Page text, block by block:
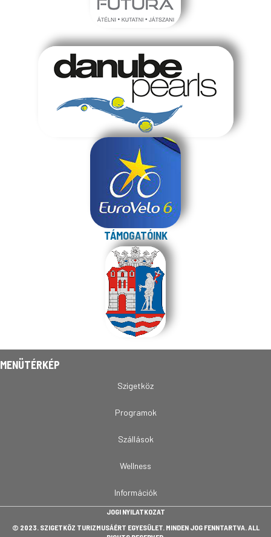
TÁMOGATÓINK
MENÜTÉRKÉP
Szigetköz
Programok
Szállások
Wellness
Információk
JOGI NYILATKOZAT
© 2023. SZIGETKÖZ TURIZMUSÁÉRT EGYESÜLET. MINDEN JOG FENNTARTVA. ALL